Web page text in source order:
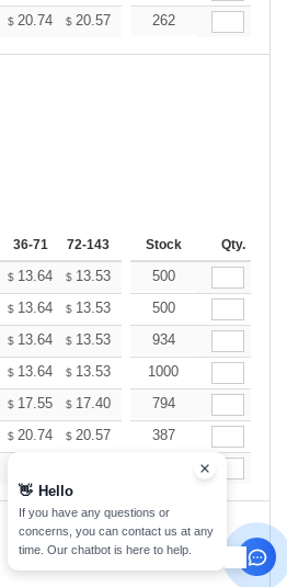
$ 20.74 $ 20.57 20.21
262
36-71 72-143 144-287 288 + More
Stock Qty.
$ 13.64 $ 13.53 13.29
500
$ 13.64 $ 13.53 13.29
500
$ 13.64 $ 13.53 13.29
934
$ 13.64 $ 13.53 13.29
1000
$ 17.55 $ 17.40 17.10
794
$ 20.74 $ 20.57 20.21
387
20.03
👋 Hello
If you have any questions or
concerns, you can contact us at any
time. Our chatbot is here to help.